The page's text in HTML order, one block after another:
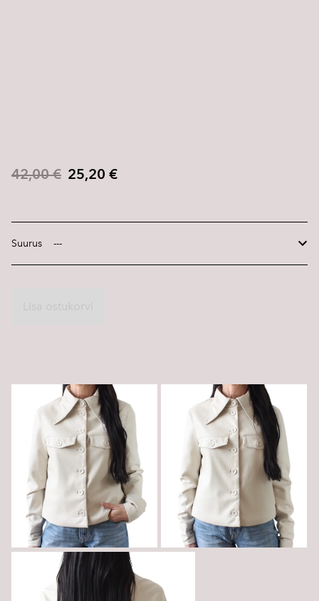
42,00 € 25,20 €
Suurus